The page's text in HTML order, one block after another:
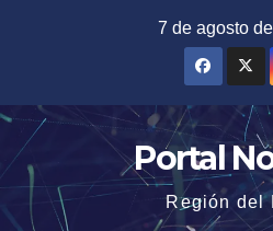
7 de agosto
Portal
Región del